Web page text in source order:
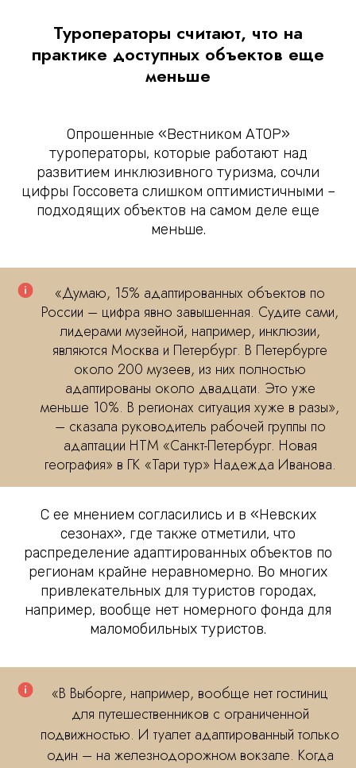
Туроператоры считают, что на
практике доступных объектов еще
меньше
Опрошенные «Вестником АТОР»
туроператоры, которые работают над
развитием инклюзивного туризма, сочли
цифры Госсовета слишком оптимистичными –
подходящих объектов на самом деле еще
меньше.
«Думаю, 15% адаптированных объектов по
России – цифра явно завышенная. Судите сами,
лидерами музейной, например, инклюзии,
являются Москва и Петербург. В Петербурге
около 200 музеев, из них полностью
адаптированы около двадцати. Это уже
меньше 10%. В регионах ситуация хуже в разы»,
– сказала руководитель рабочей группы по
адаптации НТМ «Санкт-Петербург. Новая
география» в ГК «Тари тур» Надежда Иванова.
С ее мнением согласились и в «Невских
сезонах», где также отметили, что
распределение адаптированных объектов по
регионам крайне неравномерно. Во многих
привлекательных для туристов городах,
например, вообще нет номерного фонда для
маломобильных туристов.
«В Выборге, например, вообще нет гостиниц
для путешественников с ограниченной
подвижностью. И туалет адаптированный только
один – на железнодорожном вокзале. Когда